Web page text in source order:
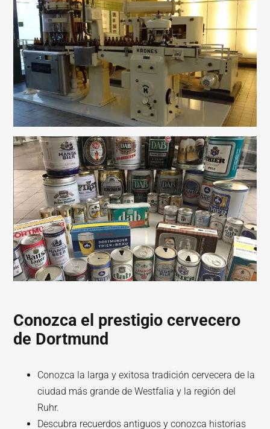
Conozca el prestigio cervecero
de Dortmund
Conozca la larga y exitosa tradición cervecera de la
ciudad más grande de Westfalia y la región del
Ruhr.
Descubra recuerdos antiguos y conozca historias